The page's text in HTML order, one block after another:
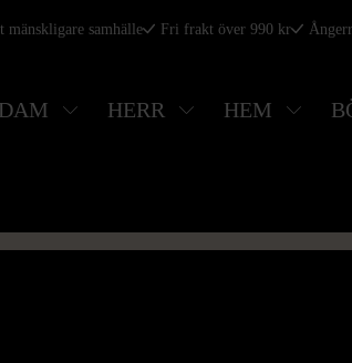
mänskligare samhälle Fri frakt över 990 kr
DAM HERR HEM